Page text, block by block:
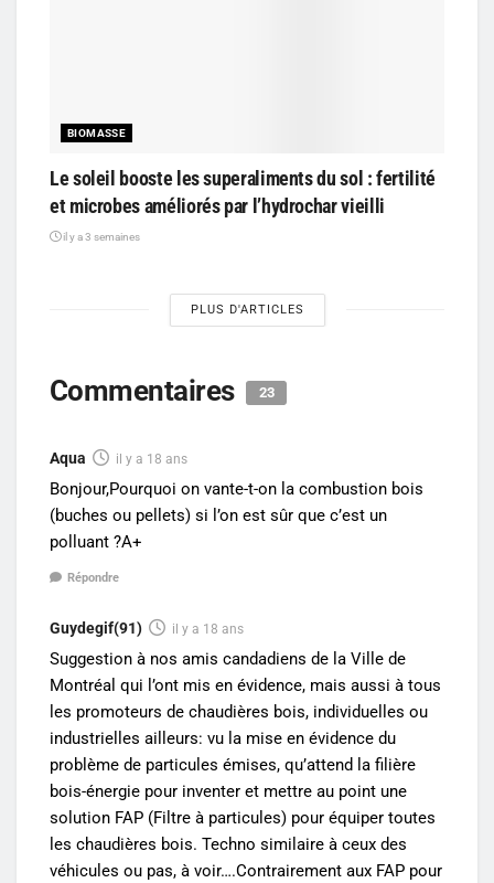
BIOMASSE
Le soleil booste les superaliments du sol : fertilité
et microbes améliorés par l’hydrochar vieilli
il y a 3 semaines
PLUS D'ARTICLES
Commentaires 23
Aqua il y a 18 ans
Bonjour,Pourquoi on vante-t-on la combustion bois
(buches ou pellets) si l’on est sûr que c’est un
polluant ?A+
Répondre
Guydegif(91) il y a 18 ans
Suggestion à nos amis candadiens de la Ville de
Montréal qui l’ont mis en évidence, mais aussi à tous
les promoteurs de chaudières bois, individuelles ou
industrielles ailleurs: vu la mise en évidence du
problème de particules émises, qu’attend la filière
bois-énergie pour inventer et mettre au point une
solution FAP (Filtre à particules) pour équiper toutes
les chaudières bois. Techno similaire à ceux des
véhicules ou pas, à voir….Contrairement aux FAP pour